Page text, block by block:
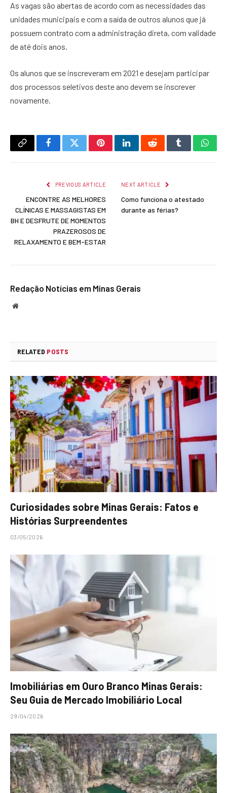
As vagas são abertas de acordo com as necessidades das
unidades municipais e com a saída de outros alunos que já
possuem contrato com a administração direta, com validade
de até dois anos.
Os alunos que se inscreveram em 2021 e desejam participar
dos processos seletivos deste ano devem se inscrever
novamente.
Copy
FacebookTwitterPinterestLinkedInRedditTumblr
PREVIOUS ARTICLE
ENCONTRE AS MELHORES
CLÍNICAS E MASSAGISTAS EM
BH E DESFRUTE DE MOMENTOS
PRAZEROSOS DE
RELAXAMENTO E BEM-ESTAR
NEXT ARTICLE
Como funciona o atestado
durante as férias?
Redação Notícias em Minas Gerais
Website
RELATED POSTS
Curiosidades sobre Minas Gerais: Fatos e
Histórias Surpreendentes
03/05/2026
Imobiliárias em Ouro Branco Minas Gerais:
Seu Guia de Mercado Imobiliário Local
29/04/2026